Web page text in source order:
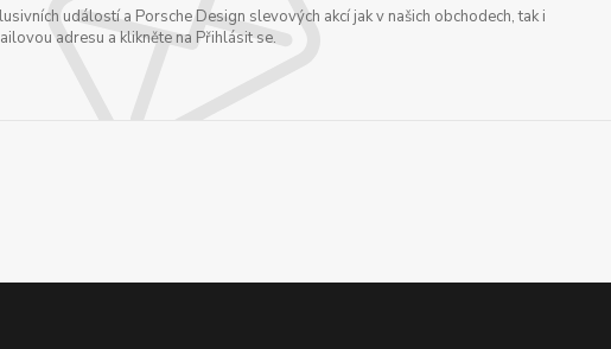
událostí a Porsche Design slevových akcí jak v našich obchodech, tak i
adresu a klikněte na Přihlásit se.